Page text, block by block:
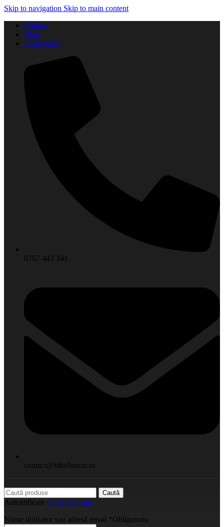
Skip to navigation Skip to main content
Contact
Blog
Producători
0767 443 341
contact@bikefusion.ro
Caută
Autentificare Creați un cont
Nume utilizator sau adresă email *Obligatoriu